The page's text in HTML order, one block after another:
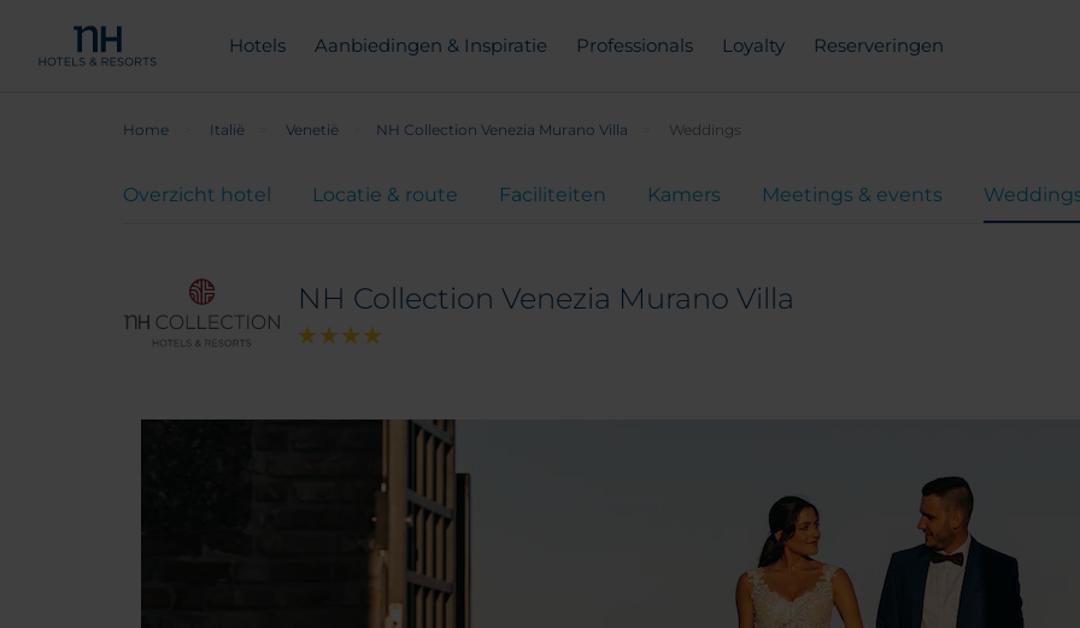
Hotels Aanbiedingen & Inspiratie Professionals Loyalty Reserveringen
Home Italië Venetië NH Collection Venezia Murano Villa Weddings
Overzicht hotel Locatie & route Faciliteiten Kamers Meetings & events
NH Collection Venezia Murano Villa